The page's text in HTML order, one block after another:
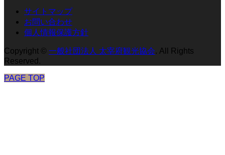
サイトマップ
お問い合わせ
個人情報保護方針
Copyright © 一般社団法人 太宰府観光協会. All Rights
Reserved.
PAGE TOP